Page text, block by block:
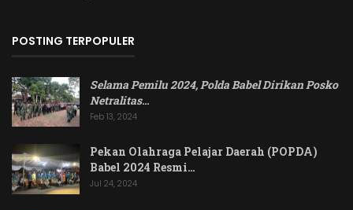
POSTING TERPOPULER
Selama Pemilu 2024, Polda Babel Dirikan Posko
Netralitas…
Feb 13, 2024
Pekan Olahraga Pelajar Daerah (POPDA)
Babel 2024 Resmi…
Jul 24, 2024